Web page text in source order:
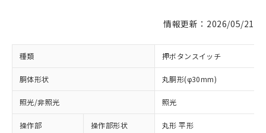
情報更新：2026/05/21
種類 押ボタンスイッチ
胴体形状 丸胴形(φ30mm)
照光/非照光 照光
操作部 操作部形状 丸形 平形